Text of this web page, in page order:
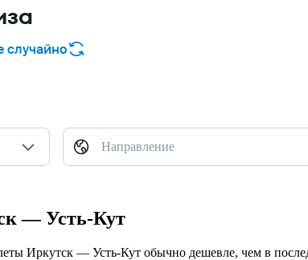
случайно
Направление
— Усть-Кут
Иркутск — Усть-Кут обычно дешевле, чем в